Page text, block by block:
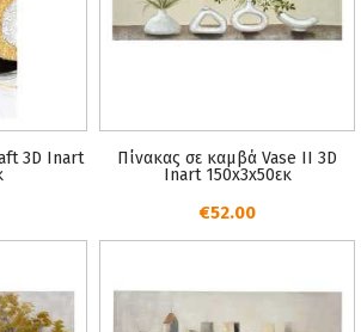
3D Inart
Πίνακας σε καμβά Vase II 3D
Inart 150x3x50εκ
€52.00